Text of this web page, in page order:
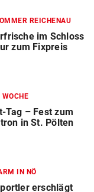
REICHENAU
im Schloss
zum Fixpreis
Tag – Fest zum
in St. Pölten
IN NÖ
erschlägt